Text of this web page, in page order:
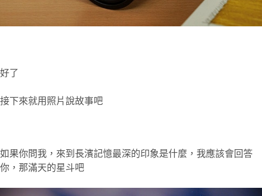
好了
接下來就用照片說故事吧
如果你問我，來到長濱記憶最深的印象是什麼，我應該會回答
你，那滿天的星斗吧